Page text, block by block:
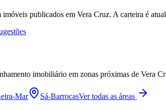
imóveis publicados em Vera Cruz. A carteira é
imobiliário em zonas próximas de Vera
Mar Sá-BarrocasVer todas as áreas